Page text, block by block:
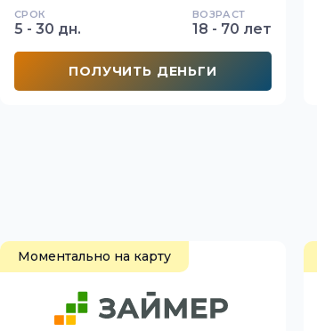
СРОК
5 - 30 дн.
ВОЗРАСТ
18 - 70 лет
ПОЛУЧИТЬ ДЕНЬГИ
Моментально на карту